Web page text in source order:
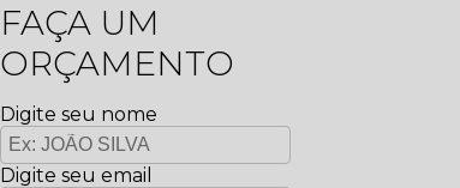
FAÇA UM
ORÇAMENTO
Digite seu nome
Digite seu email